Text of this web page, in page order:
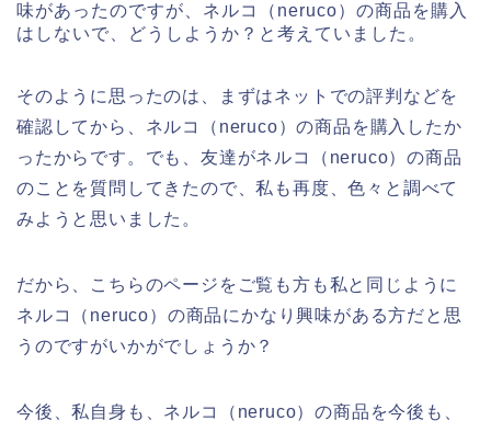
味があったのですが、ネルコ（neruco）の商品を購入
はしないで、どうしようか？と考えていました。
そのように思ったのは、まずはネットでの評判などを
確認してから、ネルコ（neruco）の商品を購入したか
ったからです。でも、友達がネルコ（neruco）の商品
のことを質問してきたので、私も再度、色々と調べて
みようと思いました。
だから、こちらのページをご覧も方も私と同じように
ネルコ（neruco）の商品にかなり興味がある方だと思
うのですがいかがでしょうか？
今後、私自身も、ネルコ（neruco）の商品を今後も、